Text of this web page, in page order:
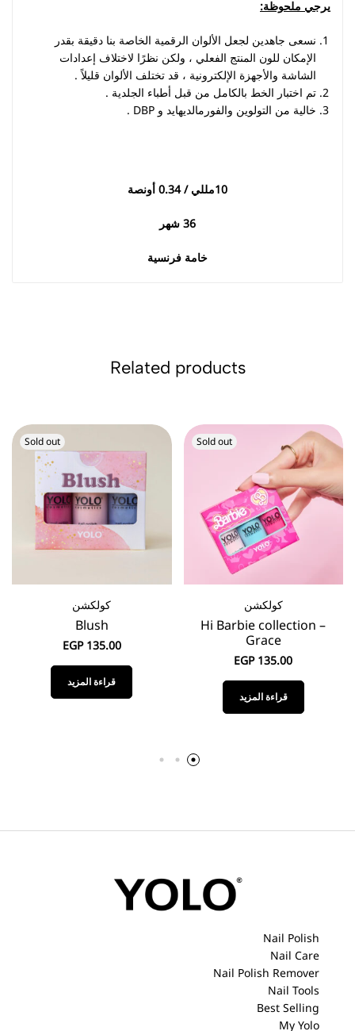
يرجي ملحوظة:
نسعى جاهدين لجعل الألوان الرقمية الخاصة بنا دقيقة بقدر
الإمكان للون المنتج الفعلي ، ولكن نظرًا لاختلاف إعدادات
الشاشة والأجهزة الإلكترونية ، قد تختلف الألوان قليلاً .
تم اختبار الخط بالكامل من قبل أطباء الجلدية .
خالية من التولوين والفورمالديهايد و DBP .
10مللي / 0.34 أونصة
36 شهر
خامة فرنسية
Related products
Sold out
كولكشن
Hi Barbie collection –
Grace
EGP135.00
قراءة المزيد
Sold out
كولكشن
Blush
EGP135.00
قراءة المزيد
Nail Polish
Nail Care
Nail Polish Remover
Nail Tools
Best Selling
My Yolo